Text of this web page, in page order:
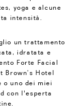
yoga e alcune
intensità.
un trattamento
idratata e
Forte Facial
Brown’s Hotel
o uno dei miei
con l'esperta